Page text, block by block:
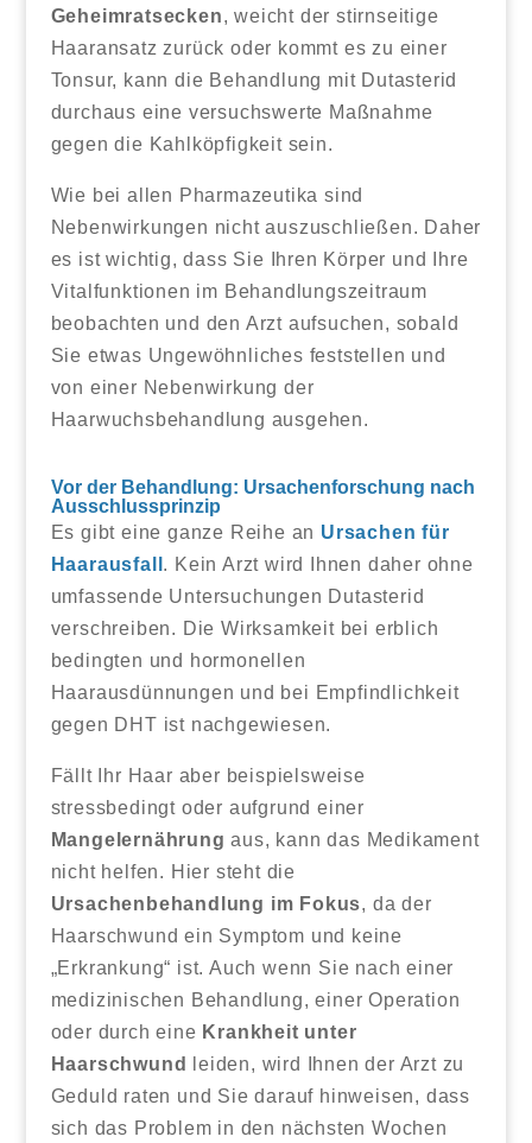
Geheimratsecken, weicht der stirnseitige
Haaransatz zurück oder kommt es zu einer
Tonsur, kann die Behandlung mit Dutasterid
durchaus eine versuchswerte Maßnahme
gegen die Kahlköpfigkeit sein.
Wie bei allen Pharmazeutika sind
Nebenwirkungen nicht auszuschließen. Daher
es ist wichtig, dass Sie Ihren Körper und Ihre
Vitalfunktionen im Behandlungszeitraum
beobachten und den Arzt aufsuchen, sobald
Sie etwas Ungewöhnliches feststellen und
von einer Nebenwirkung der
Haarwuchsbehandlung ausgehen.
Vor der Behandlung: Ursachenforschung nach
Ausschlussprinzip
Es gibt eine ganze Reihe an Ursachen für
Haarausfall . Kein Arzt wird Ihnen daher ohne
umfassende Untersuchungen Dutasterid
verschreiben. Die Wirksamkeit bei erblich
bedingten und hormonellen
Haarausdünnungen und bei Empfindlichkeit
gegen DHT ist nachgewiesen.
Fällt Ihr Haar aber beispielsweise
stressbedingt oder aufgrund einer
Mangelernährung aus, kann das Medikament
nicht helfen. Hier steht die
Ursachenbehandlung im Fokus, da der
Haarschwund ein Symptom und keine
„Erkrankung“ ist. Auch wenn Sie nach einer
medizinischen Behandlung, einer Operation
oder durch eine Krankheit unter
Haarschwund
leiden, wird Ihnen der Arzt zu
Geduld raten und Sie darauf hinweisen, dass
sich das Problem in den nächsten Wochen